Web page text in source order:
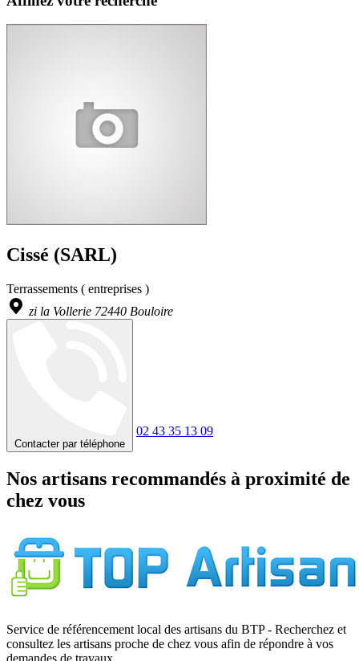
Cissé (SARL)
Terrassements ( entreprises )
zi la Vollerie 72440 Bouloire
Contacter par téléphone
02 43 35 13 09
Nos artisans recommandés à proximité de
chez vous
Service de référencement local des artisans du BTP - Recherchez et
consultez les artisans proche de chez vous afin de répondre à vos
demandes de travaux.